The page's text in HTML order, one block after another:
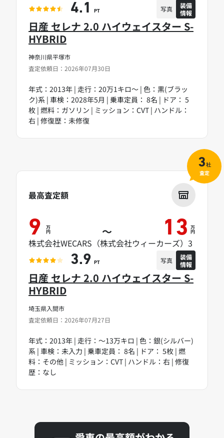
神奈川県平塚市
査定依頼日：2026年07月30日
日産 セレナ 2.0 ハイウェイスター S-
HYBRID
年式：2013年 | 走行：20万1キロ～ | 色：黒(ブラッ
ク)系 | 車検：2028年5月 | 乗車定員： 8名 | ドア： 5
枚 | 燃料：ガソリン | ミッション：CVT | ハンドル：
右 | 修復歴：未修復
4.1 PT 写真
装備
情報
埼玉県入間市
査定依頼日：2026年07月27日
日産 セレナ 2.0 ハイウェイスター S-
HYBRID
年式：2013年 | 走行：～13万キロ | 色：銀(シルバー)
系 | 車検：未入力 | 乗車定員： 8名 | ドア： 5枚 | 燃
料：その他 | ミッション：CVT | ハンドル：右 | 修復
歴：なし
最高査定額
9 万
円 ～ 13 万
円
株式会社WECARS（株式会社ウィーカーズ）3
3.9 PT 写真
装備
情報
3社
査定